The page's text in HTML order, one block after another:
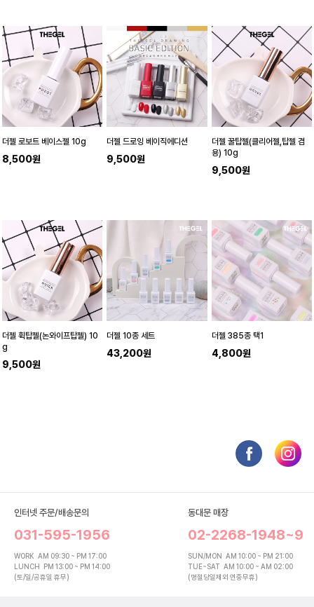
더젤 로보트 베이스젤 10g
8,500원
더젤 드로잉 베이직에디션
9,500원
더젤 꿀탑젤(클리어젤,탑젤 겸
용) 10g
9,500원
더젤 휙탑젤(논와이프탑젤) 10
g
9,500원
더젤 10종 세트
43,200원
더젤 385종 택1
4,800원
인터넷 주문/배송문의
031-595-1956
WORK AM 09:30 ~ PM 17:00
LUNCH PM 13:00 ~ PM 14:00
(토/일/공휴일 휴무)
동대문 매장
02-2268-1948~9
SUN/MON AM 10:00 ~ PM 21:00
TUE~SAT AM 10:00 ~ AM 02:00
(명절당일제외 연중무휴)